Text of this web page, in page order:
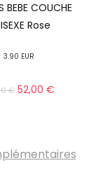
BEBE COUCHE
Rose
3.90 EUR
€ 52,00 €